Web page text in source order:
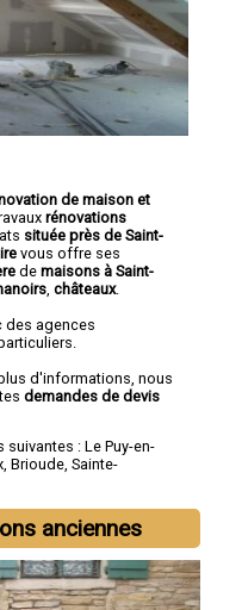
de maison et
rénovations
située près de Saint-
vous offre ses
de maisons à Saint-
châteaux.
des agences
d'informations, nous
demandes de devis
suivantes : Le Puy-en-
, Brioude, Sainte-
anciennes